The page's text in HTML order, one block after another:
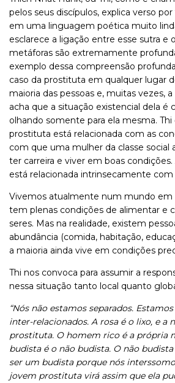
pelos seus discípulos, explica verso
em uma linguagem poética muito
esclarece a ligação entre esse sutra e
metáforas são extremamente
exemplo dessa compreensão
caso da prostituta em qualquer lugar
maioria das pessoas e, muitas vezes,
acha que a situação existencial dela é
olhando somente para ela mesma. Thi
prostituta está relacionada com as
com que uma mulher da classe social
ter carreira e viver em boas
está relacionada intrinsecamente com
Vivemos atualmente num mundo em
tem plenas condições de alimentar e
seres. Mas na realidade, existem
abundância (comida, habitação,
a maioria ainda vive em condições
Thi nos convoca para assumir a
nessa situação tanto local quanto
“Nós não estamos separados.
inter-relacionados. A rosa é o lixo, e a
prostituta. O homem rico é a própria
budista é o não budista. O não
ser um budista porque nós
jovem prostituta virá assim que ela